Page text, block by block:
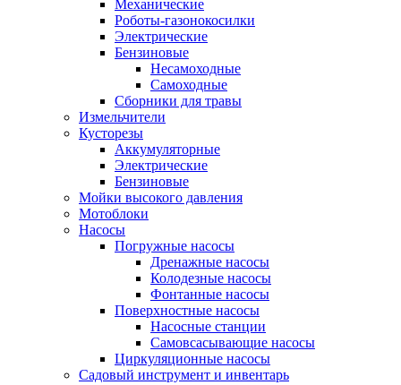
Механические
Роботы-газонокосилки
Электрические
Бензиновые
Несамоходные
Самоходные
Сборники для травы
Измельчители
Кусторезы
Аккумуляторные
Электрические
Бензиновые
Мойки высокого давления
Мотоблоки
Насосы
Погружные насосы
Дренажные насосы
Колодезные насосы
Фонтанные насосы
Поверхностные насосы
Насосные станции
Самовсасывающие насосы
Циркуляционные насосы
Садовый инструмент и инвентарь